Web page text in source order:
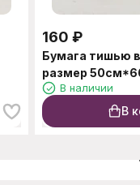
160 ₽
Бумага тишью
размер
В наличии
В